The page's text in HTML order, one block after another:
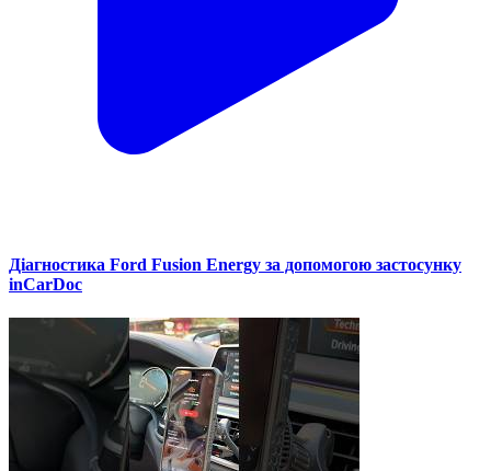
Діагностика Ford Fusion Energy за допомогою застосунку
inCarDoc